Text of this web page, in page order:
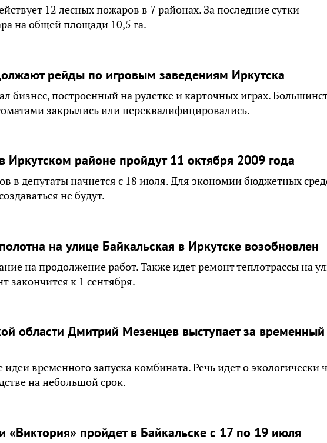
12 лесных пожаров в 7 районах. За последние сутки
на общей площади 10,5 га.
рейды по игровым заведениям Иркутска
бизнес, построенный на рулетке и карточных играх.
закрылись или переквалифицировались.
Иркутском районе пройдут 11 октября 2009 года
в депутаты начнется с 18 июля. Для экономии бюджетных
не будут.
на улице Байкальская в Иркутске возобновлен
на продолжение работ. Также идет ремонт теплотрассы на
закончится к 1 сентября.
области Дмитрий Мезенцев выступает за временный
временного запуска комбината. Речь идет о экологически
на небольшой срок.
«Виктория» пройдет в Байкальске с 17 по 19 июля